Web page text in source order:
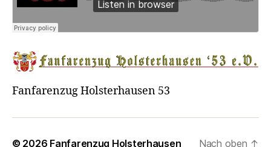
Fanfarenzug Holsterhausen 53
© 2026 Fanfarenzug Holsterhausen Nach oben ↑